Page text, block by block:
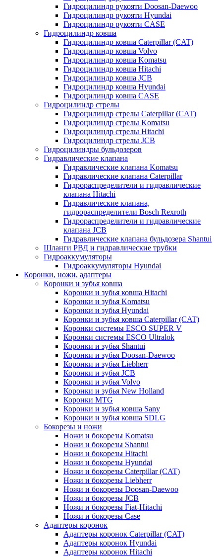
Гидроцилиндр рукояти Doosan-Daewoo
Гидроцилиндр рукояти Hyundai
Гидроцилиндр рукояти CASE
Гидроцилиндр ковша
Гидроцилиндр ковша Caterpillar (CAT)
Гидроцилиндр ковша Volvo
Гидроцилиндр ковша Komatsu
Гидроцилиндр ковша Hitachi
Гидроцилиндр ковша JCB
Гидроцилиндр ковша Hyundai
Гидроцилиндр ковша CASE
Гидроцилиндр стрелы
Гидроцилиндр стрелы Caterpillar (CAT)
Гидроцилиндр стрелы Komatsu
Гидроцилиндр стрелы Hitachi
Гидроцилиндр стрелы JCB
Гидроцилиндры бульдозеров
Гидравлические клапана
Гидравлические клапана Komatsu
Гидравлические клапана Caterpillar
Гидрораспределители и гидравлические
клапана Hitachi
Гидравлические клапана,
гидрораспределители Bosch Rexroth
Гидрораспределители и гидравлические
клапана JCB
Гидравлические клапана бульдозера Shantui
Шланги РВД и гидравлические трубки
Гидроаккумуляторы
Гидроаккумуляторы Hyundai
Коронки, ножи, адаптеры
Коронки и зубья ковша
Коронки и зубья ковша Hitachi
Коронки и зубья Komatsu
Коронки и зубья Hyundai
Коронки и зубья ковша Caterpillar (CAT)
Коронки системы ESCO SUPER V
Коронки системы ESCO Ultralok
Коронки и зубья Shantui
Коронки и зубья Doosan-Daewoo
Коронки и зубья Liebherr
Коронки и зубья JCB
Коронки и зубья Volvo
Коронки и зубья New Holland
Коронки MTG
Коронки и зубья ковша Sany
Коронки и зубья ковша SDLG
Бокорезы и ножи
Ножи и бокорезы Komatsu
Ножи и бокорезы Shantui
Ножи и бокорезы Hitachi
Ножи и бокорезы Hyundai
Ножи и бокорезы Caterpillar (CAT)
Ножи и бокорезы Liebherr
Ножи и бокорезы Doosan-Daewoo
Ножи и бокорезы JCB
Ножи и бокорезы Fiat-Hitachi
Ножи и бокорезы Case
Адаптеры коронок
Адаптеры коронок Caterpillar (CAT)
Адаптеры коронок Hyundai
Адаптеры коронок Hitachi